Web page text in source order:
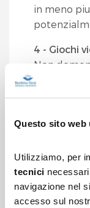
Questo sito web
Utilizziamo, per
tecnici
navigazione nel
accesso sul
in meno
4 - Giochi
Non
loro
bambino
È